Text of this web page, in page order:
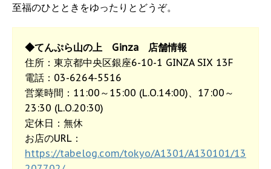
至福のひとときをゆったりとどうぞ。
◆てんぷら山の上 Ginza 店舗情報
住所：東京都中央区銀座6-10-1 GINZA SIX 13F
電話：03-6264-5516
営業時間：11:00～15:00 (L.O.14:00)、17:00～
23:30 (L.O.20:30)
定休日：無休
お店のURL：
https://tabelog.com/tokyo/A1301/A130101/13